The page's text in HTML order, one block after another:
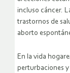
incluso cáncer.
trastornos de
aborto
En la vida
perturbaciones y